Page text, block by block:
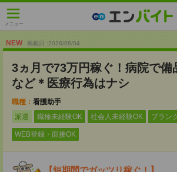
メニュー
NEW 掲載日 :2026/08/04
3ヵ月で73万円稼ぐ！病院で備
など＊医療行為はナシ
職種： 看護助手
派遣
職種未経験OK 社会人未経験OK ブラン
WEB登録・面接OK
【短期間でガッツリ稼ぐ！】